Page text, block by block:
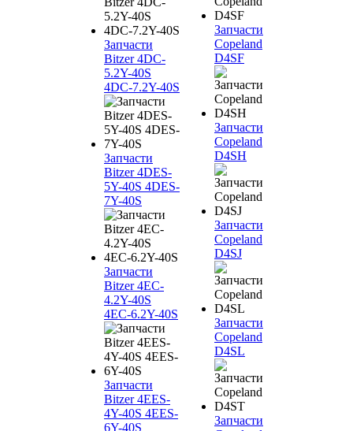
Запчасти
Bitzer 4DC-
5.2Y-40S
4DC-7.2Y-40S
Запчасти
Bitzer 4DES-
5Y-40S 4DES-
7Y-40S
Запчасти
Bitzer 4EC-
4.2Y-40S
4EC-6.2Y-40S
Запчасти
Bitzer 4EES-
4Y-40S 4EES-
6Y-40S
Запчасти
Copeland
D4SF
Запчасти
Copeland
D4SH
Запчасти
Copeland
D4SJ
Запчасти
Copeland
D4SL
Запчасти